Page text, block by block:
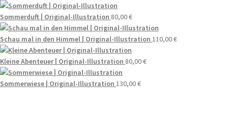
Sommerduft | Original-Illustration 80,00€
Schau mal in den Himmel | Original-Illustration 110,00€
Kleine Abenteuer | Original-Illustration 80,00€
Sommerwiese | Original-Illustration 130,00€